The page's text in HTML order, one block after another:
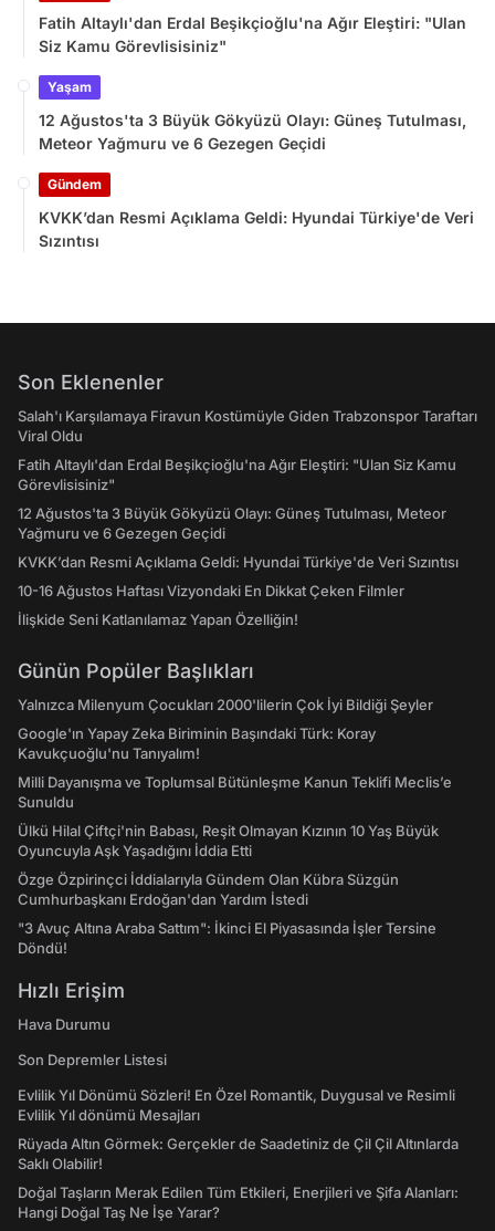
Fatih Altaylı'dan Erdal Beşikçioğlu'na Ağır Eleştiri: "Ulan
Siz Kamu Görevlisisiniz"
Yaşam
12 Ağustos'ta 3 Büyük Gökyüzü Olayı: Güneş Tutulması,
Meteor Yağmuru ve 6 Gezegen Geçidi
Gündem
KVKK’dan Resmi Açıklama Geldi: Hyundai Türkiye'de Veri
Sızıntısı
Son Eklenenler
Salah'ı Karşılamaya Firavun Kostümüyle Giden Trabzonspor Taraftarı
Viral Oldu
Fatih Altaylı'dan Erdal Beşikçioğlu'na Ağır Eleştiri: "Ulan Siz Kamu
Görevlisisiniz"
12 Ağustos'ta 3 Büyük Gökyüzü Olayı: Güneş Tutulması, Meteor
Yağmuru ve 6 Gezegen Geçidi
KVKK’dan Resmi Açıklama Geldi: Hyundai Türkiye'de Veri Sızıntısı
10-16 Ağustos Haftası Vizyondaki En Dikkat Çeken Filmler
İlişkide Seni Katlanılamaz Yapan Özelliğin!
Günün Popüler Başlıkları
Yalnızca Milenyum Çocukları 2000'lilerin Çok İyi Bildiği Şeyler
Google'ın Yapay Zeka Biriminin Başındaki Türk: Koray
Kavukçuoğlu'nu Tanıyalım!
Milli Dayanışma ve Toplumsal Bütünleşme Kanun Teklifi Meclis’e
Sunuldu
Ülkü Hilal Çiftçi'nin Babası, Reşit Olmayan Kızının 10 Yaş Büyük
Oyuncuyla Aşk Yaşadığını İddia Etti
Özge Özpirinçci İddialarıyla Gündem Olan Kübra Süzgün
Cumhurbaşkanı Erdoğan'dan Yardım İstedi
"3 Avuç Altına Araba Sattım": İkinci El Piyasasında İşler Tersine
Döndü!
Hızlı Erişim
Hava Durumu
Son Depremler Listesi
Evlilik Yıl Dönümü Sözleri! En Özel Romantik, Duygusal ve Resimli
Evlilik Yıl dönümü Mesajları
Rüyada Altın Görmek: Gerçekler de Saadetiniz de Çil Çil Altınlarda
Saklı Olabilir!
Doğal Taşların Merak Edilen Tüm Etkileri, Enerjileri ve Şifa Alanları:
Hangi Doğal Taş Ne İşe Yarar?